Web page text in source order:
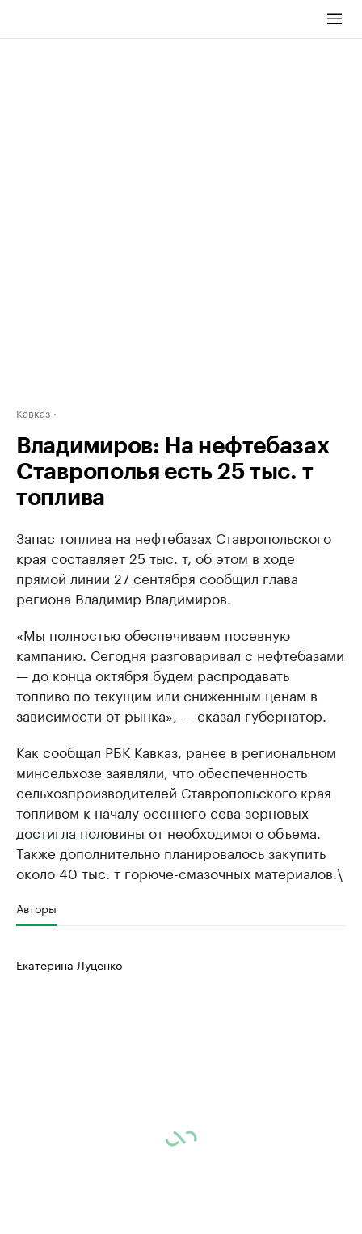
Кавказ
Владимиров: На нефтебазах
Ставрополья есть 25 тыс. т
топлива
Запас топлива на нефтебазах Ставропольского
края составляет 25 тыс. т, об этом в ходе
прямой линии 27 сентября сообщил глава
региона Владимир Владимиров.
«Мы полностью обеспечиваем посевную
кампанию. Сегодня разговаривал с нефтебазами
— до конца октября будем распродавать
топливо по текущим или сниженным ценам в
зависимости от рынка», — сказал губернатор.
Как сообщал РБК Кавказ, ранее в региональном
минсельхозе заявляли, что обеспеченность
сельхозпроизводителей Ставропольского края
топливом к началу осеннего сева зерновых
достигла половины от необходимого объема.
Также дополнительно планировалось закупить
около 40 тыс. т горюче-смазочных материалов.\
Авторы
Екатерина Луценко